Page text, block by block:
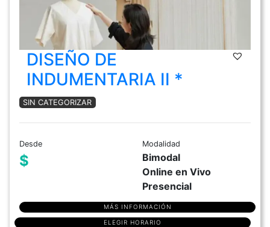
DISEÑO DE
INDUMENTARIA II *
SIN CATEGORIZAR
Desde
$
Modalidad
Bimodal
Online en Vivo
Presencial
MÁS INFORMACIÓN
ELEGIR HORARIO